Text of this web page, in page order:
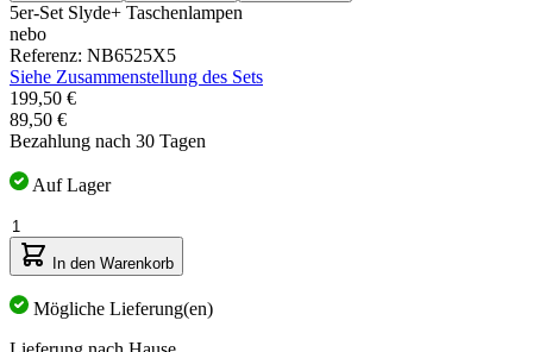
5er-Set Slyde+ Taschenlampen
nebo
Referenz: NB6525X5
Siehe Zusammenstellung des Sets
Der
Preis
hängt
den
Optionen
ab
89,50 €
199,50 €
Bezahlung nach 30 Tagen
Auf Lager
Menge
In den Warenkorb
Mögliche Lieferung(en)